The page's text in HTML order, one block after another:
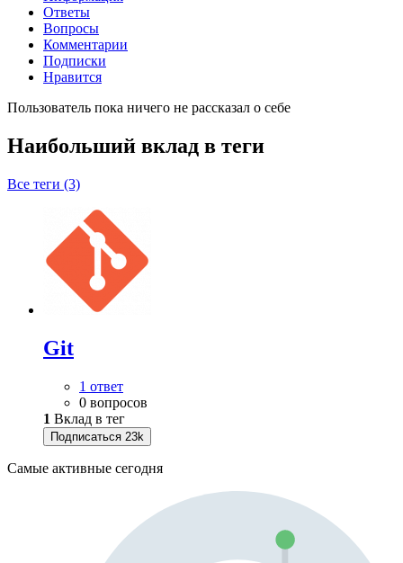
Ответы
Вопросы
Комментарии
Подписки
Нравится
Пользователь пока ничего не рассказал о себе
Наибольший вклад в теги
Все теги (3)
Git
1 ответ
0 вопросов
1 Вклад в тег
Подписаться 23k
Самые активные сегодня